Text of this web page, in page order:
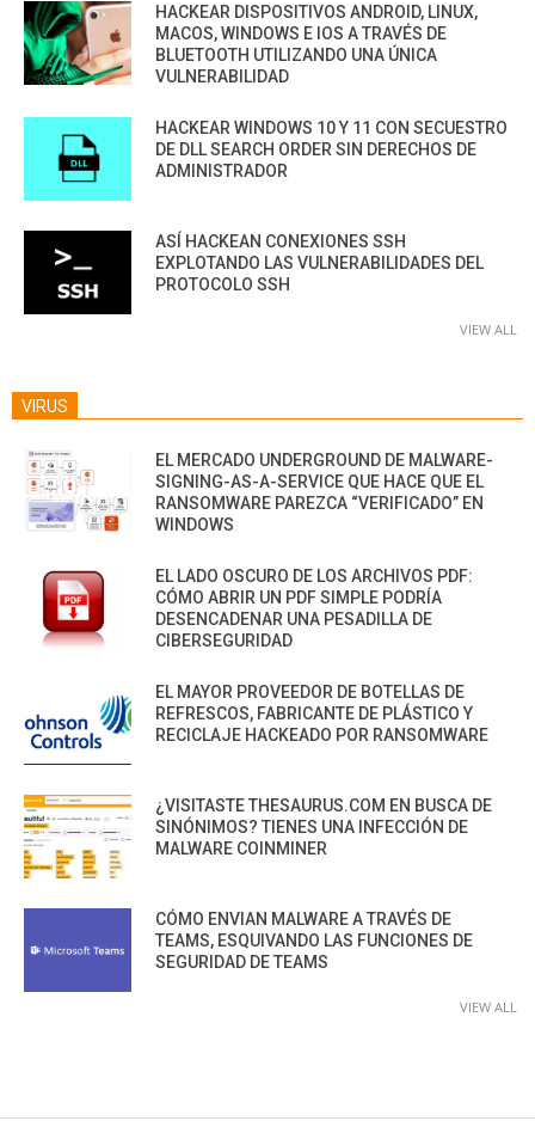
HACKEAR DISPOSITIVOS ANDROID, LINUX,
MACOS, WINDOWS E IOS A TRAVÉS DE
BLUETOOTH UTILIZANDO UNA ÚNICA
VULNERABILIDAD
HACKEAR WINDOWS 10 Y 11 CON SECUESTRO
DE DLL SEARCH ORDER SIN DERECHOS DE
ADMINISTRADOR
ASÍ HACKEAN CONEXIONES SSH
EXPLOTANDO LAS VULNERABILIDADES DEL
PROTOCOLO SSH
VIEW ALL
VIRUS
EL MERCADO UNDERGROUND DE MALWARE-
SIGNING-AS-A-SERVICE QUE HACE QUE EL
RANSOMWARE PAREZCA “VERIFICADO” EN
WINDOWS
EL LADO OSCURO DE LOS ARCHIVOS PDF:
CÓMO ABRIR UN PDF SIMPLE PODRÍA
DESENCADENAR UNA PESADILLA DE
CIBERSEGURIDAD
EL MAYOR PROVEEDOR DE BOTELLAS DE
REFRESCOS, FABRICANTE DE PLÁSTICO Y
RECICLAJE HACKEADO POR RANSOMWARE
¿VISITASTE THESAURUS.COM EN BUSCA DE
SINÓNIMOS? TIENES UNA INFECCIÓN DE
MALWARE COINMINER
CÓMO ENVIAN MALWARE A TRAVÉS DE
TEAMS, ESQUIVANDO LAS FUNCIONES DE
SEGURIDAD DE TEAMS
VIEW ALL